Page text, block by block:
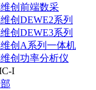
创前端数采
创DEWE2系列
创DEWE3系列
创A系列一体机
创功率分析仪
I